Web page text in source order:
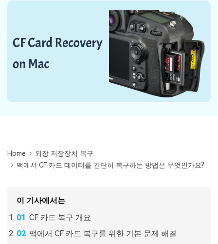
리커버릿 무료 버전
무료 체험
UBackit - 데이터 백업
데이터 손실 시나리오
Home
외장 저장장치 복구
맥에서 CF 카드 데이터를 간단히 복구하는 방법은 무엇인가요?
이 기사에서는
CF 카드 복구 개요
맥에서 CF 카드 복구를 위한 기본 문제 해결